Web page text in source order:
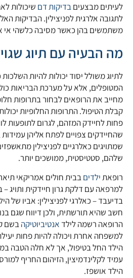
לעיתים מבצעיםבדיקות דם קובץ מסוג PDF
שיכולות
לתגובה אלרגית לפניצילין. הבדיקות
משתמשים בהן כאשר מסיבה כלשהי אי
מה הבעיה עם תיוג
לתיוג משולל יסוד יכולות להיות
המטופלים, אלא על מערכת הבריאות
מחייב את הרופאים לבחור בתרופות
קבלת הטיפול. התרופות החלופיות
פחות לחיידק המזהם, לגרום לתופעות
שהחיידקים צפויים לפתח אליהן
שמתויגים כאלרגיים לפניצילין
שלהם, סטטיסטית, ממושכים יותר.
רופאתילדיםבבית חולים אמריקאי
למרפאה עם דלקת גרון חיידקית ותויג
בדיעבד – כאלרגי לפניצילין: אביו של
חשב שהיא תורשתית, ולכן דיווח שגם
הרופאה רשמה לילד אנטיביוטיקהבשם
למשפחה אחרת ויכולה להיות פחות
הילד החל בטיפול, אך לא חלה הטבה
עמיד לקלינדמיצין, הזיהום החריף
הילד אושפז.